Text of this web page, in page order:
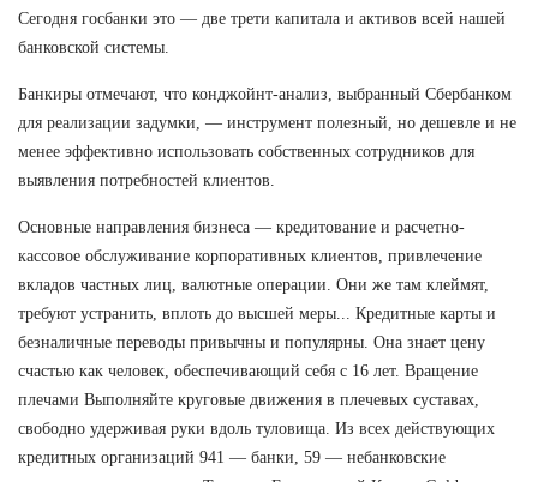
Сегодня госбанки это — две трети капитала и активов всей нашей
банковской системы.
Банкиры отмечают, что конджойнт-анализ, выбранный Сбербанком
для реализации задумки, — инструмент полезный, но дешевле и не
менее эффективно использовать собственных сотрудников для
выявления потребностей клиентов.
Основные направления бизнеса — кредитование и расчетно-
кассовое обслуживание корпоративных клиентов, привлечение
вкладов частных лиц, валютные операции. Они же там клеймят,
требуют устранить, вплоть до высшей меры... Кредитные карты и
безналичные переводы привычны и популярны. Она знает цену
счастью как человек, обеспечивающий себя с 16 лет. Вращение
плечами Выполняйте круговые движения в плечевых суставах,
свободно удерживая руки вдоль туловища. Из всех действующих
кредитных организаций 941 — банки, 59 — небанковские